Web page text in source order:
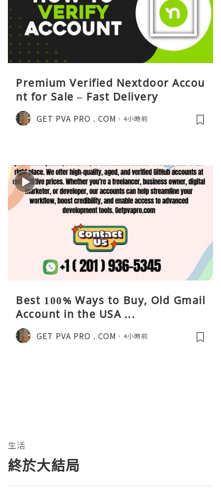
Premium Verified Nextdoor Accou
nt for Sale – Fast Delivery
GET PVA PRO . COM 4小時前
Best 100% Ways to Buy, Old Gmail
Account in the USA ...
GET PVA PRO . COM 4小時前
生活
終於大結局